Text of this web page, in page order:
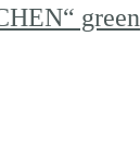
green